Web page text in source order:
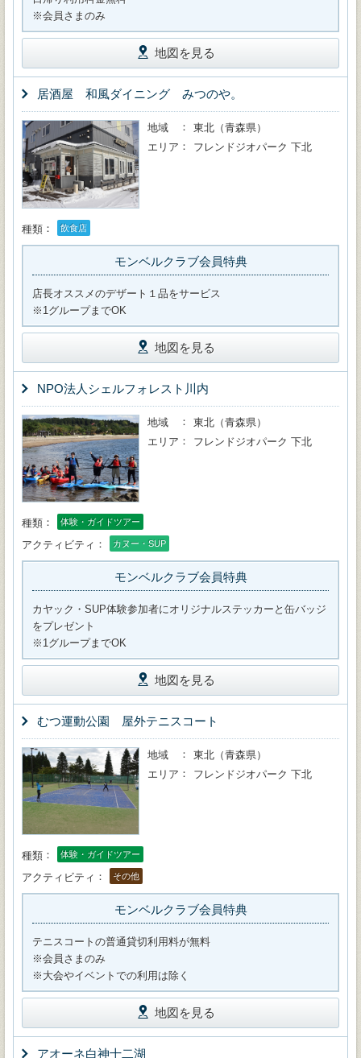
※会員さまのみ
地図を見る
居酒屋 和風ダイニング みつのや。
地域
東北（青森県）
エリア
フレンドジオパーク 下北
種類 飲食店
モンベルクラブ会員特典
店長オススメのデザート１品をサービス
※1グループまでOK
地図を見る
NPO法人シェルフォレスト川内
地域
東北（青森県）
エリア
フレンドジオパーク 下北
種類 体験・ガイドツアー
アクティビティ カヌー・SUP
モンベルクラブ会員特典
カヤック・SUP体験参加者にオリジナルステッカーと缶バッジ
をプレゼント
※1グループまでOK
地図を見る
むつ運動公園 屋外テニスコート
地域
東北（青森県）
エリア
フレンドジオパーク 下北
種類 体験・ガイドツアー
アクティビティ その他
モンベルクラブ会員特典
テニスコートの普通貸切利用料が無料
※会員さまのみ
※大会やイベントでの利用は除く
地図を見る
アオーネ白神十二湖